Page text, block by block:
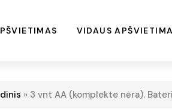
VIDAUS
» 3 vnt AA (komplekte nėra).